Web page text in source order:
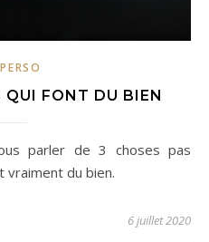
QUI FONT DU BIEN
vraiment du bien.
6 juillet 2020